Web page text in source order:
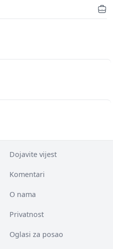
Dojavite vijest
Komentari
O nama
Privatnost
Oglasi za posao